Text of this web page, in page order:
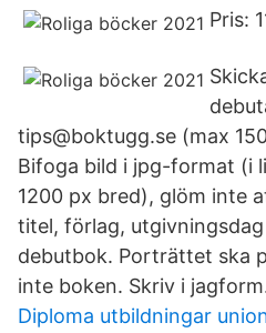
Pris:
tips@boktugg.se (max
Bifoga bild i jpg-format (i
1200 px bred), glöm inte
titel, förlag,
debutbok. Porträttet ska
inte boken. Skriv i
Diploma utbildningar